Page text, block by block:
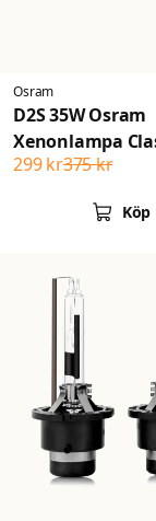
Osram
D2S 35W Osram
Xenonlampa
375 kr
299 kr
Köp